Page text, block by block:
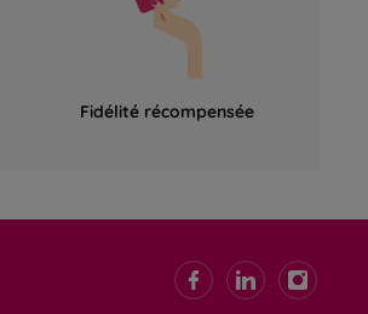
Fidélité récompensée